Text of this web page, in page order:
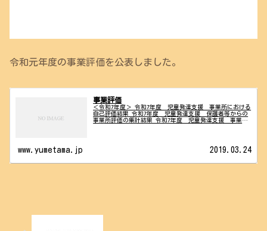
令和元年度の事業評価を公表しました。
事業評価
＜令和7年度＞ 令和7年度 児童発達支援 事業所における
自己評価結果 令和7年度 児童発達支援 保護者等からの
事業所評価の集計結果 令和7年度 児童発達支援 事業所
www.yumetama.jp 2019.03.24